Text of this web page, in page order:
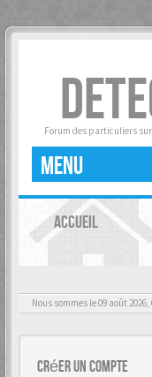
Forum des particuliers
MENU
ACCUEIL
Nous sommes le 09 août 2026,
Créer un Compte